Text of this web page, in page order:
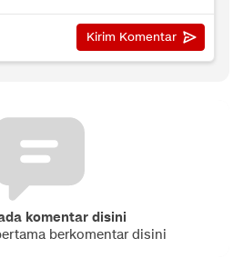
komentar disini
berkomentar disini